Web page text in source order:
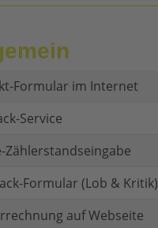
Formular im Internet
Service
Zählerstandseingabe
Formular (Lob & Kritik)
auf Webseite